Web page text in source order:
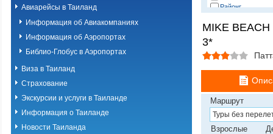
Авиарейсы в Таиланд
Информация об Авиакомпаниях
Информация об Аэропортах
Библио-Глобус в Аэропортах
Виза в Таиланд
Страхование
Экскурсии и услуги в Таиланде
Информация о Таиланде
Новости Таиланда
Районг
о. Пханган
о.Пхи-Пхи
о.Пхукет.
о.Пхукет. Пляж
о.Пхукет. Пляж
о.Пхукет. Пляж
о.Пхукет. Пляж
о.Пхукет. Пляж
о.Пхукет. Пляж
MIKE
3*
Маршрут
Взрослые